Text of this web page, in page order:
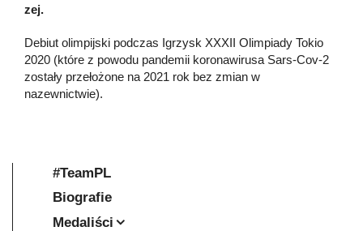
zej.
Debiut olimpijski podczas Igrzysk XXXII Olimpiady Tokio
2020 (które z powodu pandemii koronawirusa Sars-Cov-2
zostały przełożone na 2021 rok bez zmian w
nazewnictwie).
#TeamPL
Biografie
Medaliści